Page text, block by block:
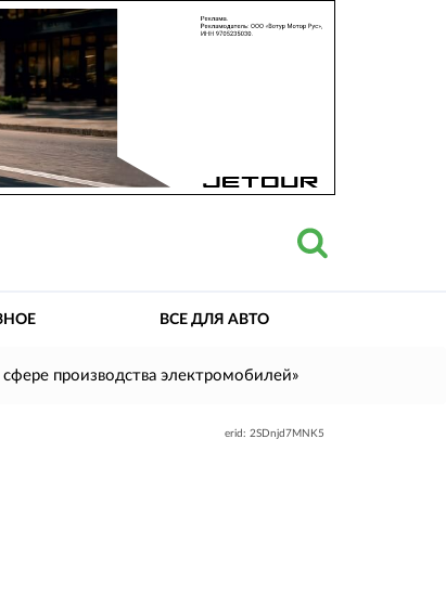
ВСЕ ДЛЯ АВТО
производства электромобилей»
erid: 2SDnjd7MNK5